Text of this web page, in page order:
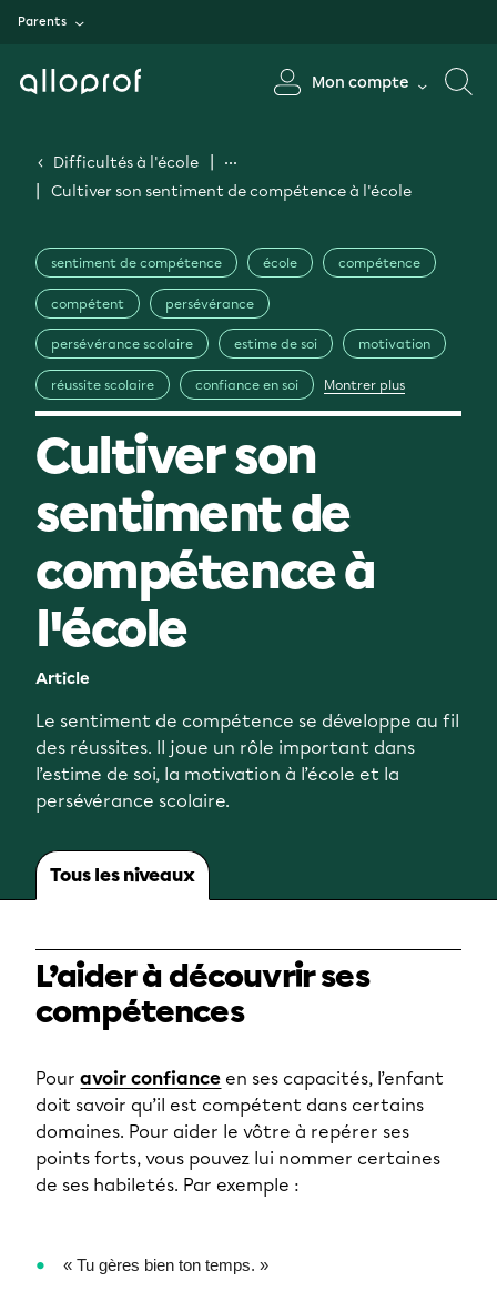
Parents
Mon compte
Difficultés à l'école
Cultiver son sentiment de compétence à l'école
sentiment de compétence école compétence
compétent persévérance
persévérance scolaire estime de soi motivation
réussite scolaire confiance en soi Montrer plus
Cultiver son
sentiment de
compétence à
l'école
Article
Le sentiment de compétence se développe au fil
des réussites. Il joue un rôle important dans
l’estime de soi, la motivation à l’école et la
persévérance scolaire.
Tous les niveaux
L’aider à découvrir ses
compétences
Pour avoir confiance en ses capacités, l’enfant
doit savoir qu’il est compétent dans certains
domaines. Pour aider le vôtre à repérer ses
points forts, vous pouvez lui nommer certaines
de ses habiletés. Par exemple :
« Tu gères bien ton temps. »